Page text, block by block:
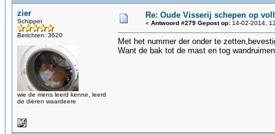
zier
Schipper
Berichten: 3620
wie de mens leerd kenne, leerd
de dieren waardeere
Re: Oude Visserij schepen op
« Antwoord #279 Gepost op: 14-02-2014,
Met het nummer der onder te
Want de bak tot de mast en tog